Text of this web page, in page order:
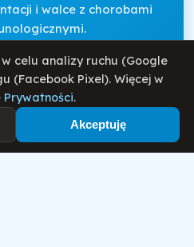
i walce z chorobami
iPolitykę Prywatności
celu analizy ruchu (Google
(Facebook Pixel). Więcej w
Prywatności.
Akceptuję